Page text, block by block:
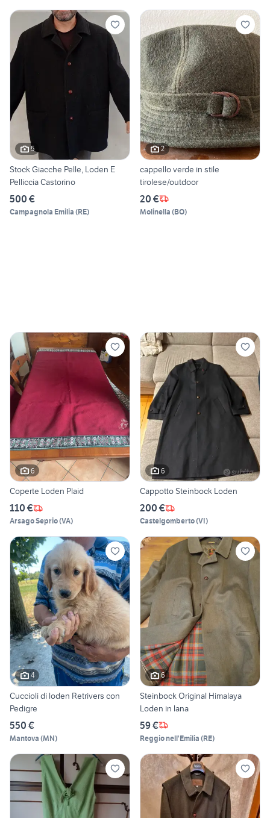
5
Stock Giacche Pelle, Loden E
Pelliccia Castorino
500 €
Campagnola Emilia (RE)
2
cappello verde in stile
tirolese/outdoor
20 €
Molinella (BO)
6
Coperte Loden Plaid
110 €
Arsago Seprio(VA)
6
Cappotto Steinbock Loden
200 €
Castelgomberto(VI)
4
Cuccioli di loden Retrivers con
Pedigre
550 €
Mantova (MN)
6
Steinbock Original Himalaya
Loden in lana
59 €
Reggio nell'Emilia (RE)